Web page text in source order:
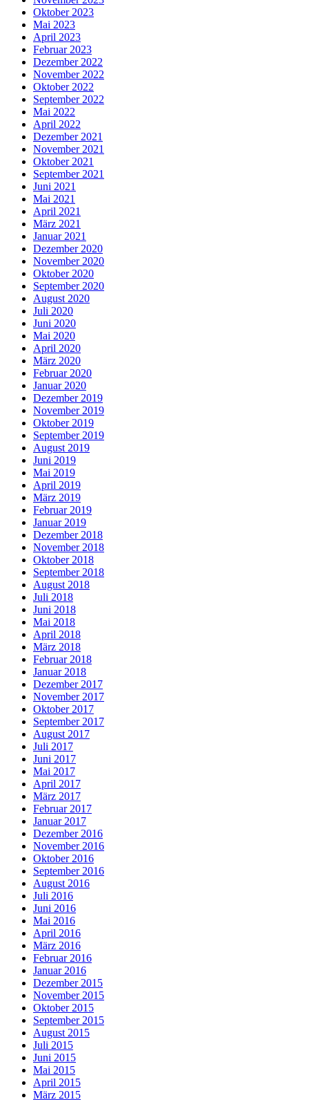
Oktober 2023
Mai 2023
April 2023
Februar 2023
Dezember 2022
November 2022
Oktober 2022
September 2022
Mai 2022
April 2022
Dezember 2021
November 2021
Oktober 2021
September 2021
Juni 2021
Mai 2021
April 2021
März 2021
Januar 2021
Dezember 2020
November 2020
Oktober 2020
September 2020
August 2020
Juli 2020
Juni 2020
Mai 2020
April 2020
März 2020
Februar 2020
Januar 2020
Dezember 2019
November 2019
Oktober 2019
September 2019
August 2019
Juni 2019
Mai 2019
April 2019
März 2019
Februar 2019
Januar 2019
Dezember 2018
November 2018
Oktober 2018
September 2018
August 2018
Juli 2018
Juni 2018
Mai 2018
April 2018
März 2018
Februar 2018
Januar 2018
Dezember 2017
November 2017
Oktober 2017
September 2017
August 2017
Juli 2017
Juni 2017
Mai 2017
April 2017
März 2017
Februar 2017
Januar 2017
Dezember 2016
November 2016
Oktober 2016
September 2016
August 2016
Juli 2016
Juni 2016
Mai 2016
April 2016
März 2016
Februar 2016
Januar 2016
Dezember 2015
November 2015
Oktober 2015
September 2015
August 2015
Juli 2015
Juni 2015
Mai 2015
April 2015
März 2015